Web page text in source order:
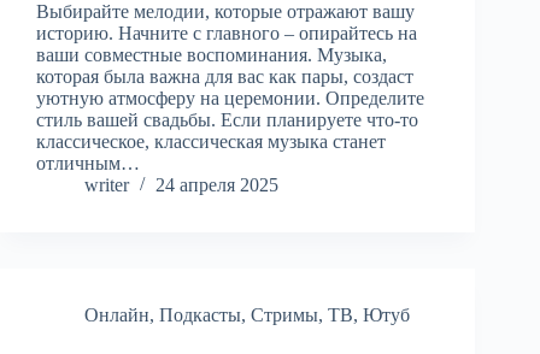
Выбирайте мелодии, которые отражают вашу
историю. Начните с главного – опирайтесь на
ваши совместные воспоминания. Музыка,
которая была важна для вас как пары, создаст
уютную атмосферу на церемонии. Определите
стиль вашей свадьбы. Если планируете что-то
классическое, классическая музыка станет
отличным…
writer
24 апреля 2025
Онлайн, Подкасты, Стримы, ТВ, Ютуб